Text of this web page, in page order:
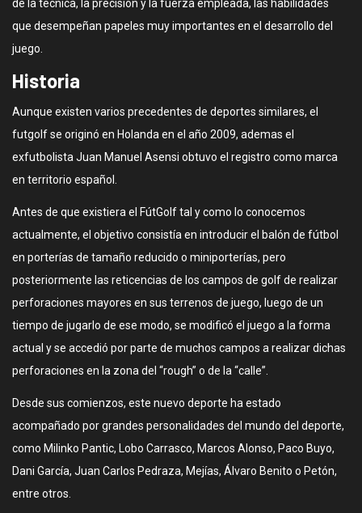
de la técnica, la precisión y la fuerza empleada, las habilidades
que desempeñan papeles muy importantes en el desarrollo del
juego.
Historia
Aunque existen varios precedentes de deportes similares, el
futgolf se originó en Holanda en el año 2009, ademas el
exfutbolista Juan Manuel Asensi obtuvo el registro como marca
en territorio español.
Antes de que existiera el FútGolf tal y como lo conocemos
actualmente, el objetivo consistía en introducir el balón de fútbol
en porterías de tamaño reducido o miniporterías, pero
posteriormente las reticencias de los campos de golf de realizar
perforaciones mayores en sus terrenos de juego, luego de un
tiempo de jugarlo de ese modo, se modificó el juego a la forma
actual y se accedió por parte de muchos campos a realizar dichas
perforaciones en la zona del “rough” o de la “calle”.
Desde sus comienzos, este nuevo deporte ha estado
acompañado por grandes personalidades del mundo del deporte,
como Milinko Pantic, Lobo Carrasco, Marcos Alonso, Paco Buyo,
Dani García, Juan Carlos Pedraza, Mejías, Álvaro Benito o Petón,
entre otros.